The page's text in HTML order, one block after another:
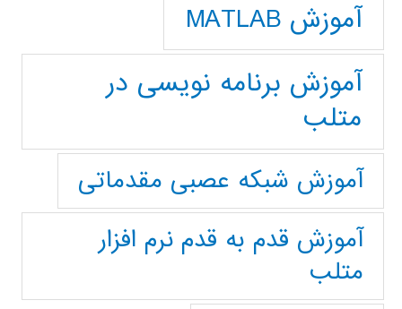
آموزش MATLAB
آموزش برنامه نویسی در
متلب
آموزش شبکه عصبی مقدماتی
آموزش قدم به قدم نرم افزار
متلب